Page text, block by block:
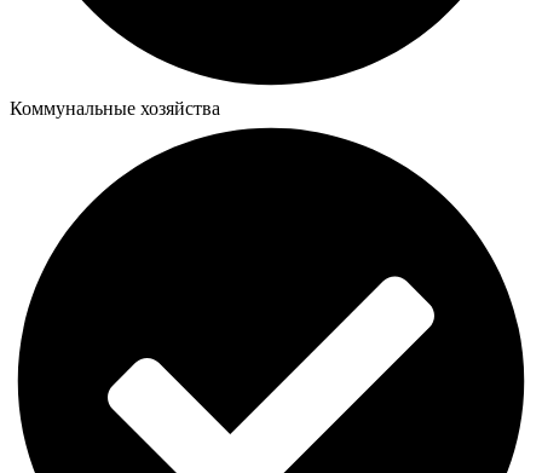
Коммунальные хозяйства